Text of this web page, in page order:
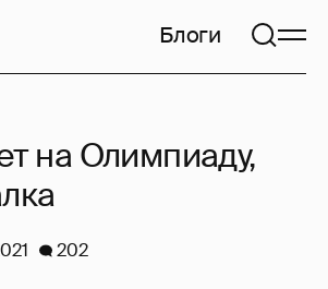
Блоги
на Олимпиаду,
202